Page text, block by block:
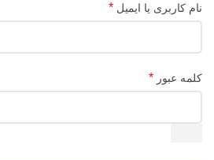
نام کاربری یا ایمیل *
کلمه عبور *